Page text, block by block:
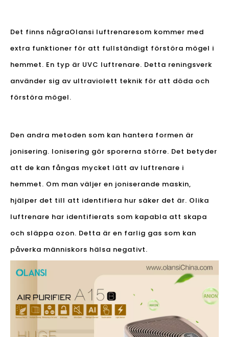
Det finns någraOlansi luftrenaresom kommer med
extra funktioner för att fullständigt förstöra mögel i
hemmet. En typ är UVC luftrenare. Detta reningsverk
använder sig av ultraviolett teknik för att döda och
förstöra mögel.
Den andra metoden som kan hantera formen är
jonisering. Ionisering gör sporerna större. Det betyder
att de kan fångas mycket lätt av luftrenare i
hemmet. Om man väljer en joniserande maskin,
hjälper det till att identifiera hur säker det är. Olika
luftrenare har identifierats som kapabla att skapa
och släppa ozon. Detta är en farlig gas som kan
påverka människors hälsa negativt.